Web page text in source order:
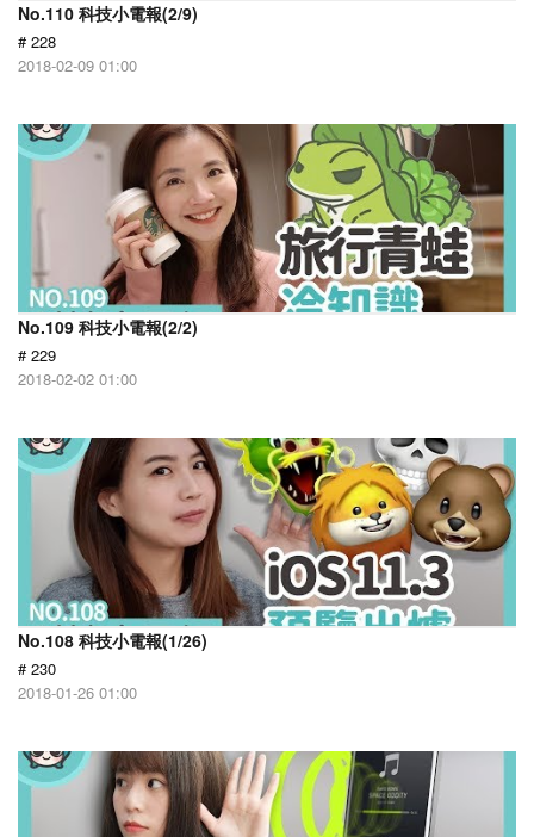
No.110 科技小電報(2/9)
# 228
2018-02-09 01:00
No.109 科技小電報(2/2)
# 229
2018-02-02 01:00
No.108 科技小電報(1/26)
# 230
2018-01-26 01:00